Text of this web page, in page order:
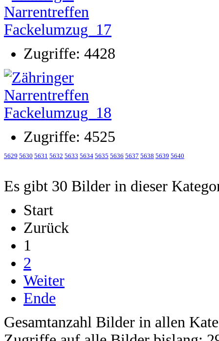
Zugriffe: 4428
Zugriffe: 4525
5629 5630 5631 5632 5633 5634 5635 5636 5637 5638 5639 5640
Es gibt 30 Bilder in dieser
Start
Zurück
1
2
Weiter
Ende
Gesamtanzahl Bilder in allen